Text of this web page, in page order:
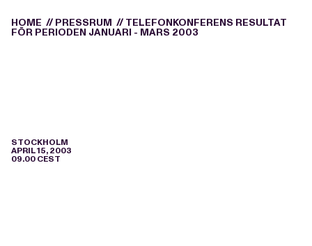
HOME // PRESSRUM // TELEFONKONFERENS RESULTAT
FÖR PERIODEN JANUARI - MARS 2003
STOCKHOLM
APRIL 15, 2003
09.00 CEST